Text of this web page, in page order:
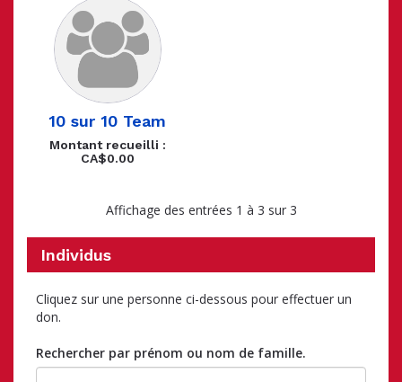
10 sur 10 Team
Montant recueilli :
CA$0.00
Affichage des entrées 1 à 3 sur 3
Individus
Cliquez sur une personne ci-dessous pour effectuer un
don.
Rechercher par prénom ou nom de famille.